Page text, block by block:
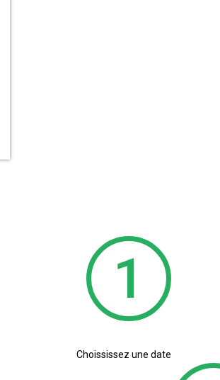
Choississez une date